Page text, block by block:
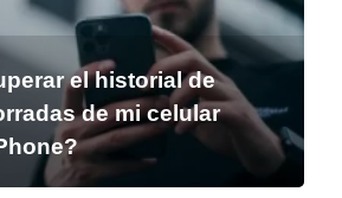
el historial de
de mi celular